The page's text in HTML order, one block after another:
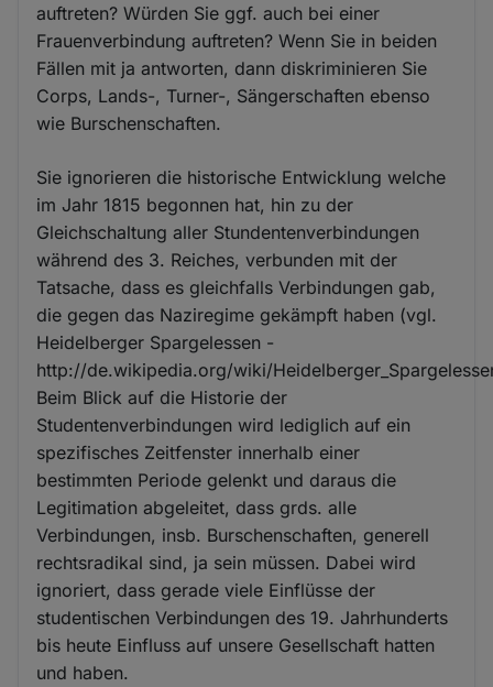
auftreten? Würden Sie ggf. auch bei einer
Frauenverbindung auftreten? Wenn Sie in beiden
Fällen mit ja antworten, dann diskriminieren Sie
Corps, Lands-, Turner-, Sängerschaften ebenso
wie Burschenschaften.
Sie ignorieren die historische Entwicklung welche
im Jahr 1815 begonnen hat, hin zu der
Gleichschaltung aller Stundentenverbindungen
während des 3. Reiches, verbunden mit der
Tatsache, dass es gleichfalls Verbindungen gab,
die gegen das Naziregime gekämpft haben (vgl.
Heidelberger Spargelessen -
http://de.wikipedia.org/wiki/
Beim Blick auf die Historie der
Studentenverbindungen wird lediglich auf ein
spezifisches Zeitfenster innerhalb einer
bestimmten Periode gelenkt und daraus die
Legitimation abgeleitet, dass grds. alle
Verbindungen, insb. Burschenschaften, generell
rechtsradikal sind, ja sein müssen. Dabei wird
ignoriert, dass gerade viele Einflüsse der
studentischen Verbindungen des 19. Jahrhunderts
bis heute Einfluss auf unsere Gesellschaft hatten
und haben.